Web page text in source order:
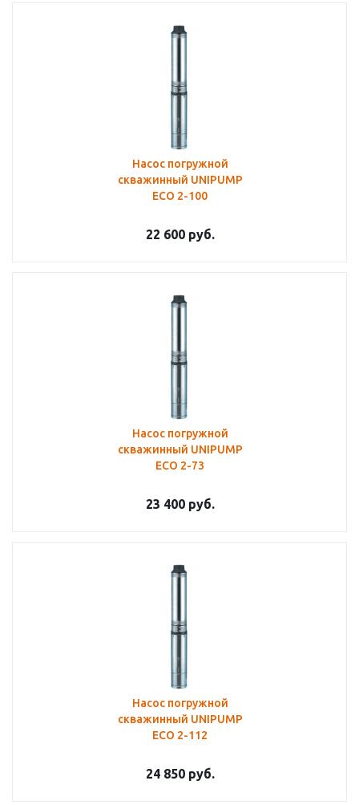
Насос погружной
скважинный UNIPUMP
ECO 2-100
22 600руб.
Насос погружной
скважинный UNIPUMP
ECO 2-73
23 400руб.
Насос погружной
скважинный UNIPUMP
ECO 2-112
24 850руб.